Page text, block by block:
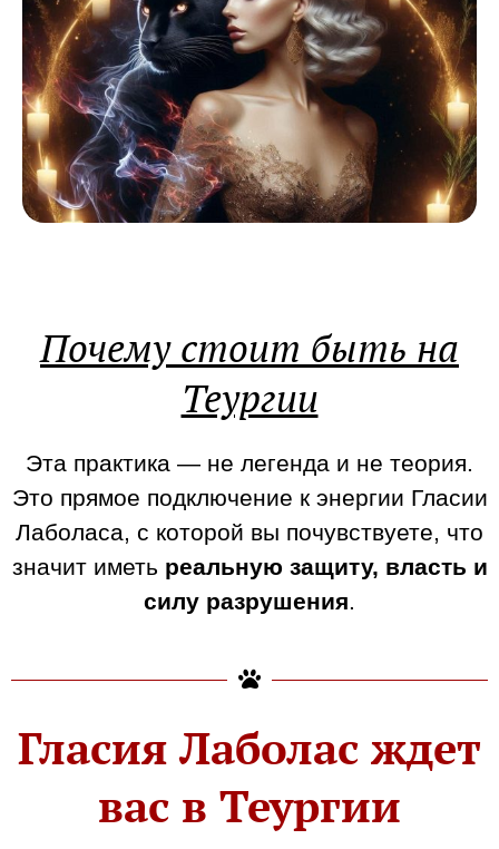
Почему стоит быть на
Теургии
Эта практика — не легенда и не теория.
Это прямое подключение к энергии Гласии
Лаболаса, с которой вы почувствуете, что
значит иметь реальную защиту, власть и
силу разрушения.
Гласия Лаболас ждет
вас в Теургии